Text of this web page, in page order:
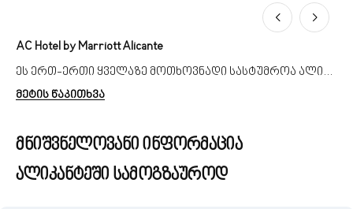
AC Hotel by Marriott Alicante
ეს ერთ-ერთი ყველაზე მოთხოვნადი სასტუმროა ალიკანტეში, რაც გასაკვირი არცაა – იგი იდეალურ ადგილას მდებარეობს, საიდანაც ულამაზესი ხედები იშლება. მისი ნომრები კომფორტული და მოწესრიგებულია. თავად სასტუმროს ტერიტორიაზე ნახავთ ფიტნეს დარბაზს, მოსასვენებელ ადგილებს, 2 რესტორანს და სხვა ბევრ სივრცეს, სადაც გართობასა და დასვენებას შეძლებთ. ნომრის საფასურში შედის საუზმის სერვისიც.
მეტის წაკითხვა
მნიშვნელოვანი ინფორმაცია
ალიკანტეში სამოგზაუროდ